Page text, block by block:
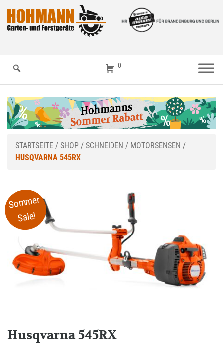
0
STARTSEITE / SHOP / SCHNEIDEN / MOTORSENSEN /
HUSQVARNA 545RX
Sommer
Sale!
Husqvarna 545RX